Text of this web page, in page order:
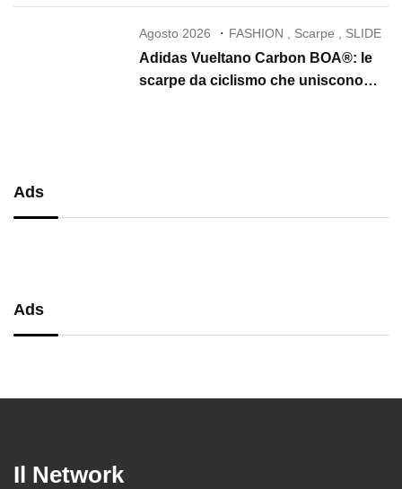
Agosto 2026 FASHION Scarpe SLIDE
Adidas Vueltano Carbon BOA®: le
scarpe da ciclismo che uniscono
Ads
Ads
Il Network